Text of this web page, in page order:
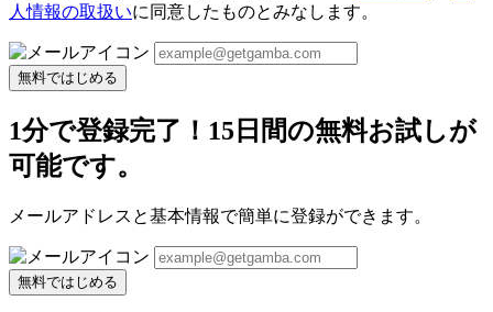
人情報の取扱いに同意したものとみなします。
無料ではじめる
1分で登録完了！15日間の無料お試しが
可能です。
メールアドレスと基本情報で簡単に登録ができます。
無料ではじめる